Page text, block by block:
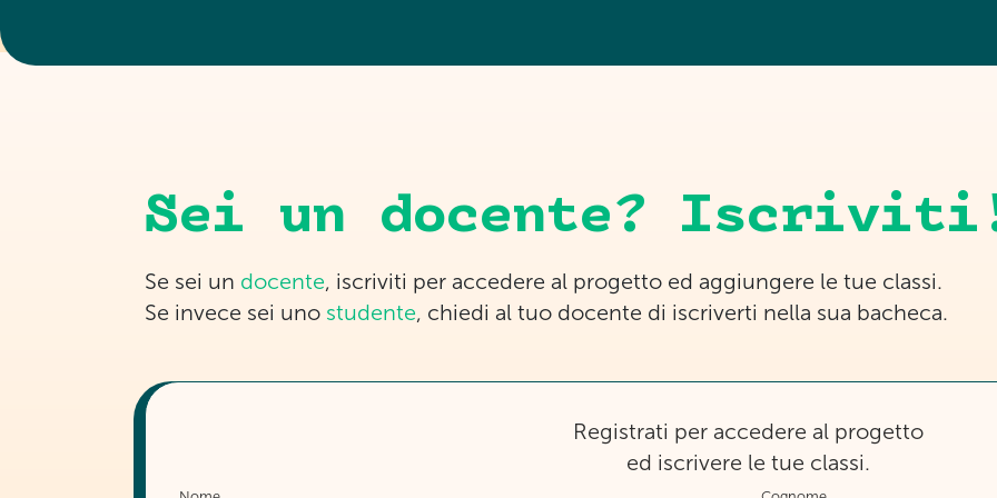
Sei un docente?
Se sei un docente, iscriviti per accedere al progetto ed aggiungere le tue classi.
Se invece sei uno studente, chiedi al tuo docente di iscriverti nella sua bacheca.
Registrati per accedere al progetto
ed iscrivere le tue classi.